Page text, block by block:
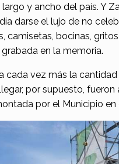
y ancho del país. Y
darse el lujo de no
camisetas, bocinas,
en la memoria.
cada vez más la
por supuesto,
por el Municipio en